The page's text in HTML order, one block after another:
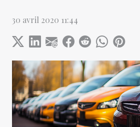
30 avril 2020 11:44